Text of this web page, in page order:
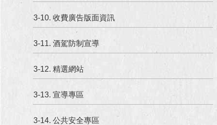
3-10. 收費廣告版面資訊
3-11. 酒駕防制宣導
3-12. 精選網站
3-13. 宣導專區
3-14. 公共安全專區